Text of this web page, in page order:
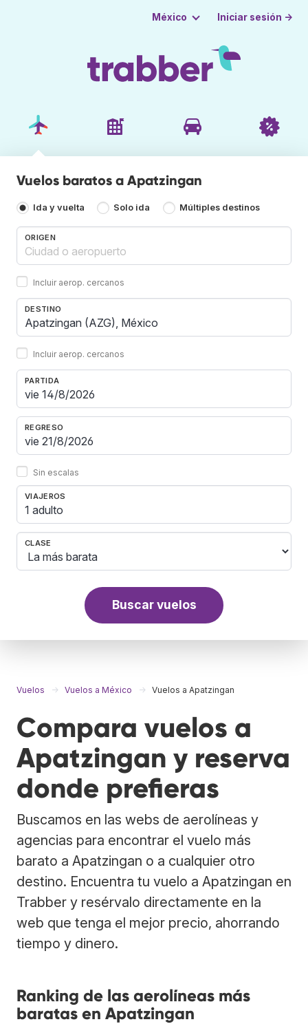
México Iniciar sesión →
Vuelos baratos a Apatzingan
Ida y vuelta Solo ida Múltiples destinos
ORIGEN
Incluir aerop. cercanos
DESTINO
Incluir aerop. cercanos
PARTIDA
REGRESO
Sin escalas
VIAJEROS
1 adulto
CLASE
Buscar vuelos
Vuelos Vuelos a México Vuelos a Apatzingan
Compara vuelos a
Apatzingan y reserva
donde prefieras
Buscamos en las webs de aerolíneas y
agencias para encontrar el vuelo más
barato a Apatzingan o a cualquier otro
destino. Encuentra tu vuelo a Apatzingan en
Trabber y resérvalo directamente en la
web que tenga el mejor precio, ahorrando
tiempo y dinero.
Ranking de las aerolíneas más
baratas en Apatzingan